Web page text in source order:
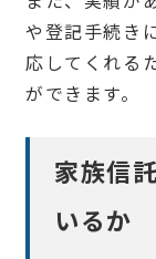
や登記手続き
応してくれる
ができます。
家族信
いるか